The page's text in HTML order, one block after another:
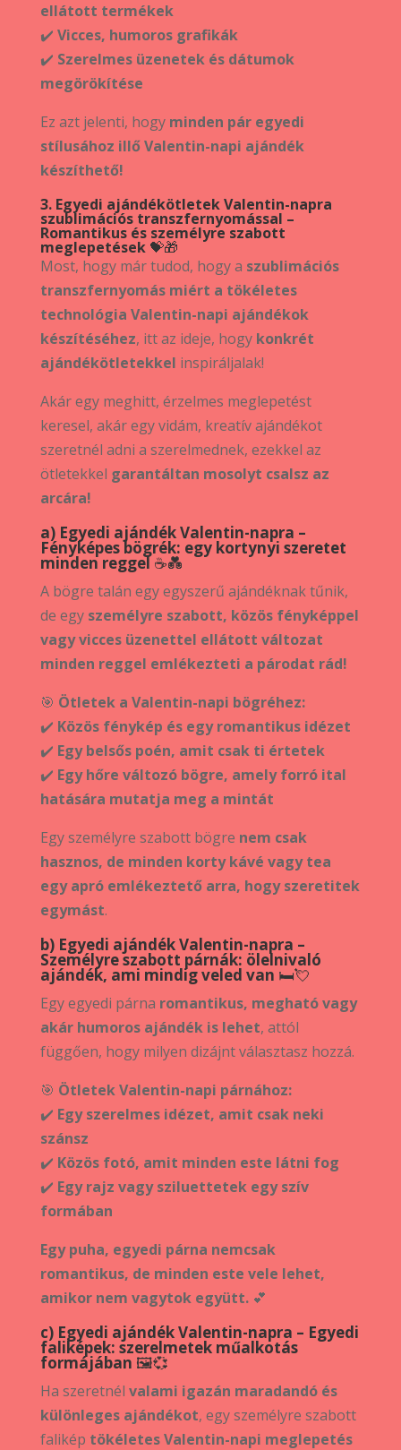
ellátott termékek
✔️ Vicces, humoros grafikák
✔️ Szerelmes üzenetek és dátumok
megörökítése
Ez azt jelenti, hogy minden pár egyedi
stílusához illő Valentin-napi ajándék
készíthető!
3. Egyedi ajándékötletek Valentin-napra
szublimációs transzfernyomással –
Romantikus és személyre szabott
meglepetések💝🎁
Most, hogy már tudod, hogy a szublimációs
transzfernyomás miért a tökéletes
technológia Valentin-napi ajándékok
készítéséhez, itt az ideje, hogy konkrét
ajándékötletekkel inspiráljalak!
Akár egy meghitt, érzelmes meglepetést
keresel, akár egy vidám, kreatív ajándékot
szeretnél adni a szerelmednek, ezekkel az
ötletekkel garantáltan mosolyt csalsz az
arcára!
a) Egyedi ajándék Valentin-napra –
Fényképes bögrék: egy kortynyi szeretet
minden reggel☕💑
A bögre talán egy egyszerű ajándéknak tűnik,
de egy személyre szabott, közös fényképpel
vagy vicces üzenettel ellátott változat
minden reggel emlékezteti a párodat rád!
🎯 Ötletek a Valentin-napi bögréhez:
✔️ Közös fénykép és egy romantikus idézet
✔️ Egy belsős poén, amit csak ti értetek
✔️ Egy hőre változó bögre, amely forró ital
hatására mutatja meg a mintát
Egy személyre szabott bögre nem csak
hasznos, de minden korty kávé vagy tea
egy apró emlékeztető arra, hogy szeretitek
egymást.
b) Egyedi ajándék Valentin-napra –
Személyre szabott párnák: ölelnivaló
ajándék, ami mindig veled van 🛏️💘
Egy egyedi párna romantikus, megható vagy
akár humoros ajándék is lehet, attól
függően, hogy milyen dizájnt választasz hozzá.
🎯 Ötletek Valentin-napi párnához:
✔️ Egy szerelmes idézet, amit csak neki
szánsz
✔️ Közös fotó, amit minden este látni fog
✔️ Egy rajz vagy sziluettetek egy szív
formában
Egy puha, egyedi párna nemcsak
romantikus, de minden este vele lehet,
amikor nem vagytok együtt.💕
c) Egyedi ajándék Valentin-napra – Egyedi
faliképek: szerelmetek műalkotás
formájában 🖼️💞
Ha szeretnél valami igazán maradandó és
különleges ajándékot, egy személyre szabott
falikép tökéletes Valentin-napi meglepetés